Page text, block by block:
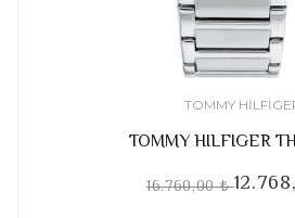
TOMMY
TOMMY HILFIGER
16.760,00 ₺